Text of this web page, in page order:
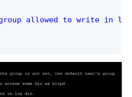
group allowed to write in